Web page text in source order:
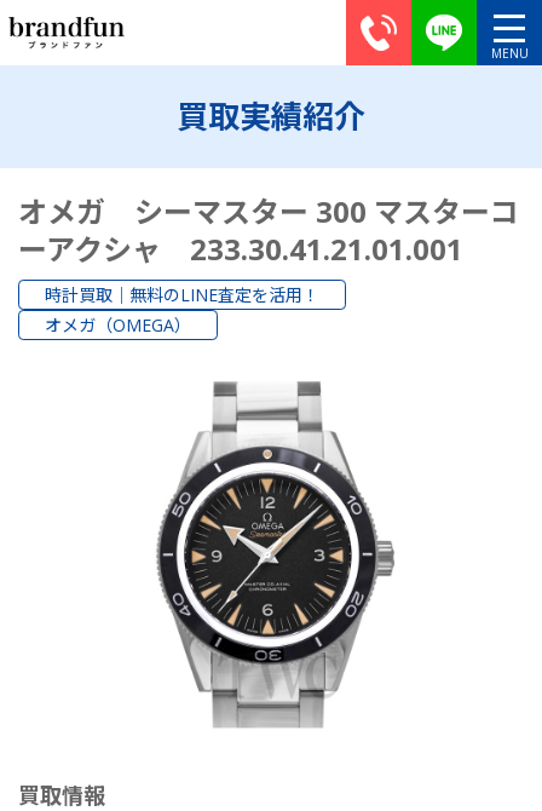
買取実績紹介
オメガ シーマスター 300 マスターコ
ーアクシャ 233.30.41.21.01.001
時計買取｜無料のLINE査定を活用！
オメガ（OMEGA）
買取情報